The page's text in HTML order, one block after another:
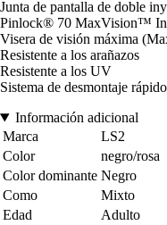
Junta de pantalla de doble
Pinlock® 70 MaxVision™
Visera de visión máxima
Resistente a los arañazos
Resistente a los UV
Sistema de desmontaje rápido
Información adicional
Marca
LS2
Color
negro/rosa
Color dominante Negro
Como
Mixto
Edad
Adulto